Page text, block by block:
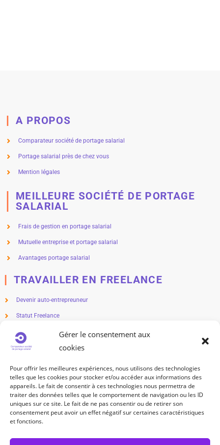
Gérer le consentement aux
cookies
Pour offrir les meilleures expériences, nous utilisons des technologies
telles que les cookies pour stocker et/ou accéder aux informations des
appareils. Le fait de consentir à ces technologies nous permettra de
traiter des données telles que le comportement de navigation ou les ID
uniques sur ce site. Le fait de ne pas consentir ou de retirer son
consentement peut avoir un effet négatif sur certaines caractéristiques
et fonctions.
A PROPOS
Comparateur société de portage salarial
Portage salarial près de chez vous
Mention légales
MEILLEURE SOCIÉTÉ DE PORTAGE
SALARIAL
Frais de gestion en portage salarial
Mutuelle entreprise et portage salarial
Avantages portage salarial
TRAVAILLER EN FREELANCE
Devenir auto-entrepreuneur
Statut Freelance
Métier en freelance
Freelance salaire
TRAVAILLEUR INDÉPENDANT
Statut travailleur indépendant
Métier indépendant